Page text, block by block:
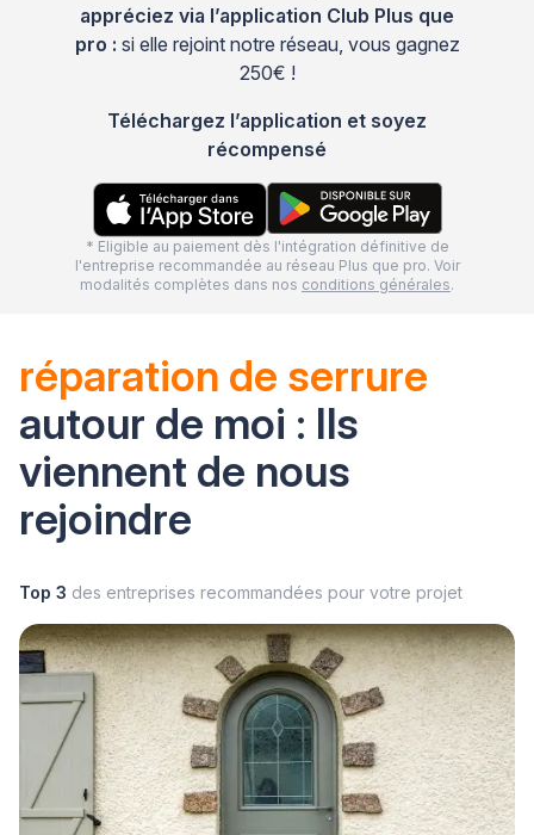
appréciez via l’application Club Plus que
pro : si elle rejoint notre réseau, vous gagnez
250€ !
Téléchargez l’application et soyez
récompensé
* Eligible au paiement dès l'intégration définitive de
l'entreprise recommandée au réseau Plus que pro. Voir
modalités complètes dans nos conditions générales.
réparation de serrure
autour de moi : Ils
viennent de nous
rejoindre
Top 3 des entreprises recommandées pour votre projet